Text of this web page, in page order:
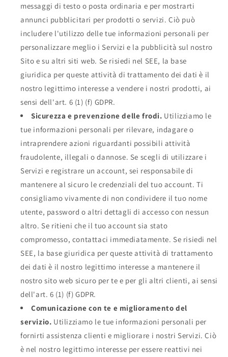
messaggi di testo o posta ordinaria e per mostrarti
annunci pubblicitari per prodotti o servizi. Ciò può
includere l'utilizzo delle tue informazioni personali per
personalizzare meglio i Servizi e la pubblicità sul nostro
Sito e su altri siti web. Se risiedi nel SEE, la base
giuridica per queste attività di trattamento dei dati è il
nostro legittimo interesse a vendere i nostri prodotti, ai
sensi dell'art. 6 (1) (f) GDPR.
Sicurezza e prevenzione delle frodi. Utilizziamo le
tue informazioni personali per rilevare, indagare o
intraprendere azioni riguardanti possibili attività
fraudolente, illegali o dannose. Se scegli di utilizzare i
Servizi e registrare un account, sei responsabile di
mantenere al sicuro le credenziali del tuo account. Ti
consigliamo vivamente di non condividere il tuo nome
utente, password o altri dettagli di accesso con nessun
altro. Se ritieni che il tuo account sia stato
compromesso, contattaci immediatamente. Se risiedi nel
SEE, la base giuridica per queste attività di trattamento
dei dati è il nostro legittimo interesse a mantenere il
nostro sito web sicuro per te e per gli altri clienti, ai sensi
dell'art. 6 (1) (f) GDPR.
Comunicazione con te e miglioramento del
servizio. Utilizziamo le tue informazioni personali per
fornirti assistenza clienti e migliorare i nostri Servizi. Ciò
è nel nostro legittimo interesse per essere reattivi nei